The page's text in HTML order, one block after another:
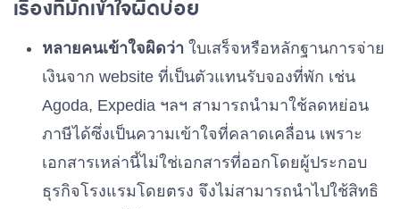
เรื่องที่มักเข้าใจผิดบ่อย
หลายคนเข้าใจผิดว่า ใบเสร็จหรือหลักฐานการจ่าย
เงินจาก website ที่เป็นตัวแทนรับจองที่พัก เช่น
Agoda, Expedia ฯลฯ สามารถนำมาใช้ลดหย่อน
ภาษีได้ซึ่งเป็นความเข้าใจที่คลาดเคลื่อน เพราะ
เอกสารเหล่านี้ไม่ใช่เอกสารที่ออกโดยผู้ประกอบ
ธุรกิจโรงแรมโดยตรง จึงไม่สามารถนำไปใช้สิทธิ